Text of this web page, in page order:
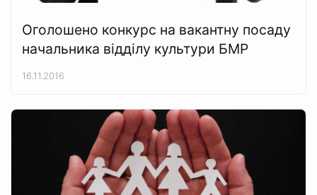
Оголошено конкурс на вакантну посаду
начальника відділу культури БМР
16.11.2016